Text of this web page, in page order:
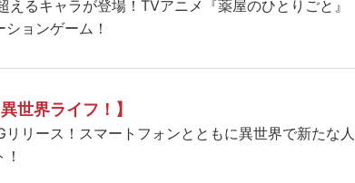
えるキャラが登場！TVアニメ『薬屋のひとりごと』
ョンゲーム！
世界ライフ！】
リリース！スマートフォンとともに異世界で新たな人